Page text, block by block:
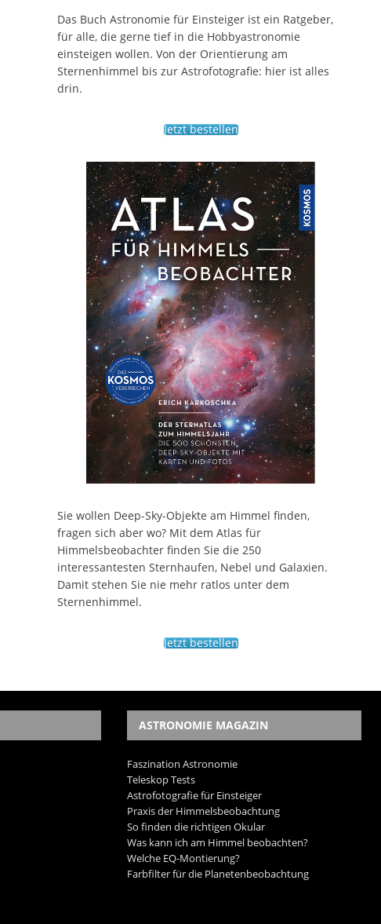
Das Buch Astronomie für Einsteiger ist ein Ratgeber,
für alle, die gerne tief in die Hobbyastronomie
einsteigen wollen. Von der Orientierung am
Sternenhimmel bis zur Astrofotografie: hier ist alles
drin.
Jetzt bestellen
Sie wollen Deep-Sky-Objekte am Himmel finden,
fragen sich aber wo? Mit dem Atlas für
Himmelsbeobachter finden Sie die 250
interessantesten Sternhaufen, Nebel und Galaxien.
Damit stehen Sie nie mehr ratlos unter dem
Sternenhimmel.
Jetzt bestellen
ASTRONOMIE MAGAZIN
Faszination Astronomie
Teleskop Tests
Astrofotografie für Einsteiger
Praxis der Himmelsbeobachtung
So finden die richtigen Okular
Was kann ich am Himmel beobachten?
Welche EQ-Montierung?
Farbfilter für die Planetenbeobachtung